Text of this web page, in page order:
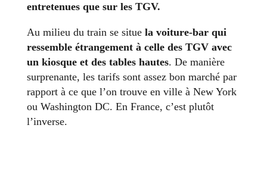
entretenues que sur les TGV.
Au milieu du train se situe la voiture-bar qui
ressemble étrangement à celle des TGV avec
un kiosque et des tables hautes. De manière
surprenante, les tarifs sont assez bon marché par
rapport à ce que l’on trouve en ville à New York
ou Washington DC. En France, c’est plutôt
l’inverse.